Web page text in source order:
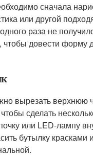
сначала
или другой
раза не
довести форму
вырезать верхнюю
сделать
или LED-лампу
бутылку красками